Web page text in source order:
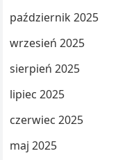
październik 2025
wrzesień 2025
sierpień 2025
lipiec 2025
czerwiec 2025
maj 2025